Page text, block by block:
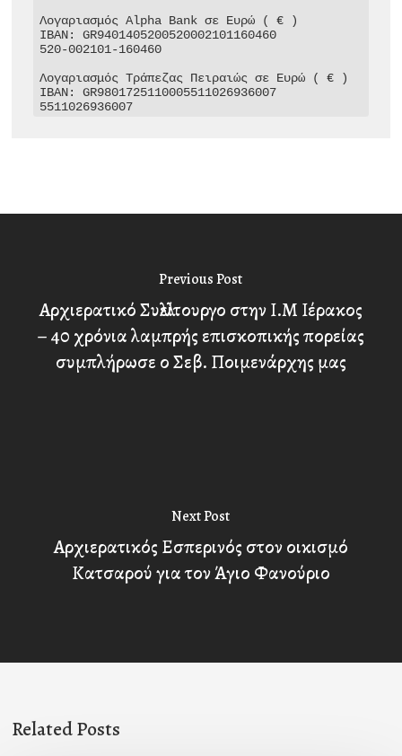
Λογαριασμός Alpha Bank σε Ευρώ ( € )
IBAN: GR9401405200520002101160460
520-002101-160460
Λογαριασμός Τράπεζας Πειραιώς σε Ευρώ ( € )
IBAN: GR9801725110005511026936007
5511026936007
Previous Post
Αρχιερατικό Συλλείτουργο στην Ι.Μ Ιέρακος
– 40 χρόνια λαμπρής επισκοπικής πορείας
συμπλήρωσε ο Σεβ. Ποιμενάρχης μας
Next Post
Αρχιερατικός Εσπερινός στον οικισμό
Κατσαρού για τον Άγιο Φανούριο
Related Posts